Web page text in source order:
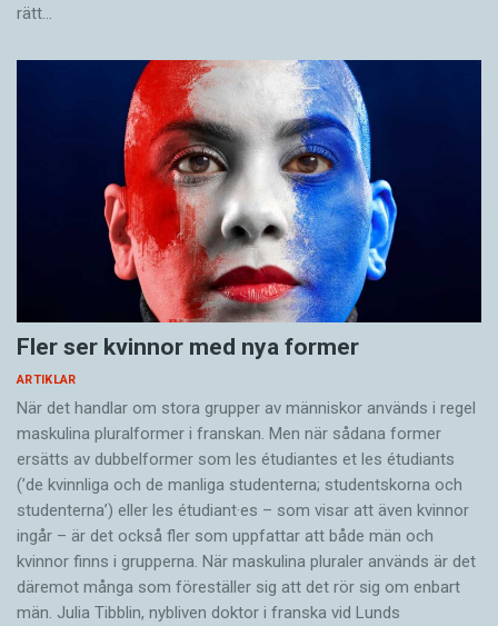
rätt…
Fler ser kvinnor med nya former
ARTIKLAR
När det handlar om stora grupper av människor används i regel
maskulina pluralformer i franskan. Men när sådana ­former
ersätts av dubbel­former som les étudiantes et les étudiants
(’de kvinnliga och de manliga studenterna; studentskorna och
studenterna’) eller les étudiant·es – som visar att även kvinnor
ingår – är det också fler som uppfattar att både män och
kvinnor finns i grupperna. När maskulina pluraler används är det
där­emot många som föreställer sig att det rör sig om enbart
män. Julia Tibblin, nybliven doktor i franska vid Lunds